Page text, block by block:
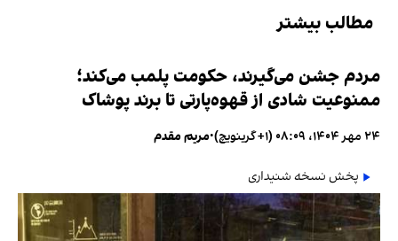
مطالب بیشتر
مردم جشن می‌گیرند، حکومت پلمب می‌کند؛
ممنوعیت شادی از قهوه‌پارتی تا برند پوشاک
۲۴ مهر ۱۴۰۴، ۰۸:۰۹ (‎+۱ گرینویچ) •مریم مقدم
پخش نسخه شنیداری